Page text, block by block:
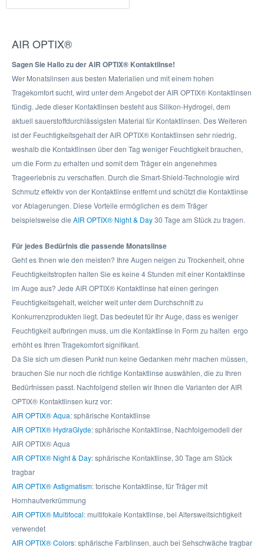
AIR OPTIX®
Sagen Sie Hallo zu der AIR OPTIX® Kontaktlinse!
Wer Monatslinsen aus besten Materialien und mit einem hohen
Tragekomfort sucht, wird unter dem Angebot der AIR OPTIX® Kontaktlinsen
fündig. Jede dieser Kontaktlinsen besteht aus Silikon-Hydrogel, dem
aktuell sauerstoffdurchlässigsten Material für Kontaktlinsen. Des Weiteren
ist der Feuchtigkeitsgehalt der AIR OPTIX® Kontaktlinsen sehr niedrig,
weshalb die Kontaktlinsen über den Tag weniger Feuchtigkeit brauchen,
um die Form zu erhalten und somit dem Träger ein angenehmes
Trageerlebnis zu verschaffen. Durch die Smart-Shield-Technologie wird
Schmutz effektiv von der Kontaktlinse entfernt und schützt die Kontaktlinse
vor Ablagerungen. Diese Vorteile ermöglichen es dem Träger
beispielsweise die AIR OPTIX® Night & Day30 Tage am Stück zu tragen.
Für jedes Bedürfnis die passende Monatslinse
Geht es Ihnen wie den meisten? Ihre Augen neigen zu Trockenheit, ohne
Feuchtigkeitstropfen halten Sie es keine 4 Stunden mit einer Kontaktlinse
im Auge aus? Jede AIR OPTIX® Kontaktlinse hat einen geringen
Feuchtigkeitsgehalt, welcher weit unter dem Durchschnitt zu
Konkurrenzprodukten liegt. Das bedeutet für Ihr Auge, dass es weniger
Feuchtigkeit aufbringen muss, um die Kontaktlinse in Form zu halten  ergo
erhöht es Ihren Tragekomfort signifikant.
Da Sie sich um diesen Punkt nun keine Gedanken mehr machen müssen,
brauchen Sie nur noch die richtige Kontaktlinse auswählen, die zu Ihren
Bedürfnissen passt. Nachfolgend stellen wir Ihnen die Varianten der AIR
OPTIX® Kontaktlinsen kurz vor:
AIR OPTIX® Aqua: sphärische Kontaktlinse
AIR OPTIX® HydraGlyde: sphärische Kontaktlinse, Nachfolgemodell der
AIR OPTIX® Aqua
AIR OPTIX® Night & Day: sphärische Kontaktlinse, 30 Tage am Stück
tragbar
AIR OPTIX® Astigmatism: torische Kontaktlinse, für Träger mit
Hornhautverkrümmung
AIR OPTIX® Multifocal: multifokale Kontaktlinse, bei Altersweitsichtigkeit
verwendet
AIR OPTIX® Colors: sphärische Farblinsen, auch bei Sehschwäche tragbar